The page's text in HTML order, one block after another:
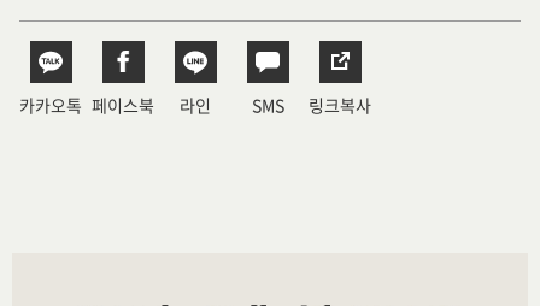
카카오톡 페이스북 라인 SMS 링크복사